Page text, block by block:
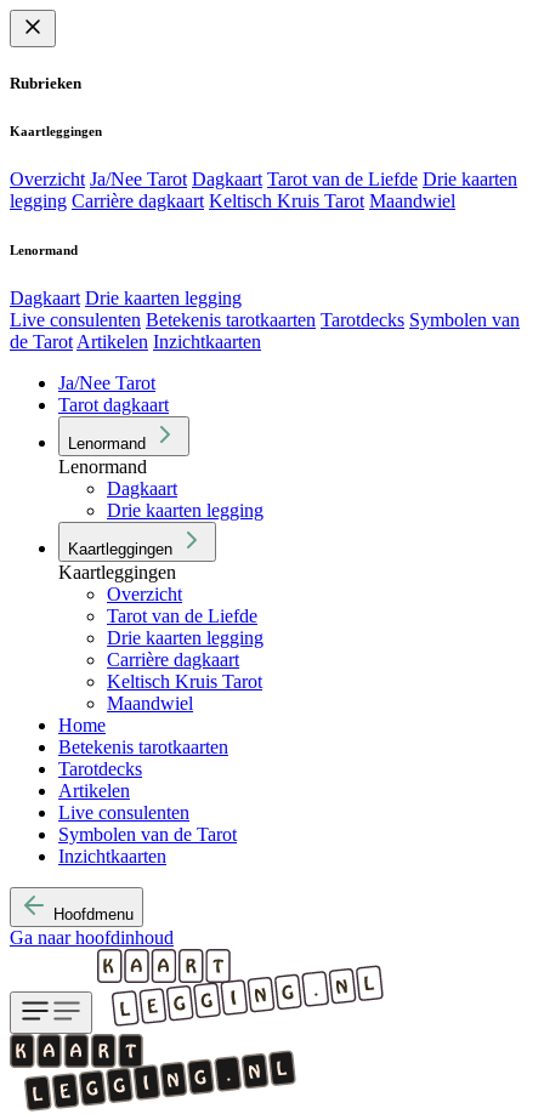
Rubrieken
Kaartleggingen
Overzicht Ja/Nee Tarot Dagkaart Tarot van de Liefde Drie kaarten
legging Carrière dagkaart Keltisch Kruis Tarot Maandwiel
Lenormand
Dagkaart Drie kaarten legging
Live consulenten Betekenis tarotkaarten Tarotdecks Symbolen van
de Tarot Artikelen Inzichtkaarten
Ja/Nee Tarot
Tarot dagkaart
Lenormand
Lenormand
Dagkaart
Drie kaarten legging
Kaartleggingen
Kaartleggingen
Overzicht
Tarot van de Liefde
Drie kaarten legging
Carrière dagkaart
Keltisch Kruis Tarot
Maandwiel
Home
Betekenis tarotkaarten
Tarotdecks
Artikelen
Live consulenten
Symbolen van de Tarot
Inzichtkaarten
Hoofdmenu
Ga naar hoofdinhoud